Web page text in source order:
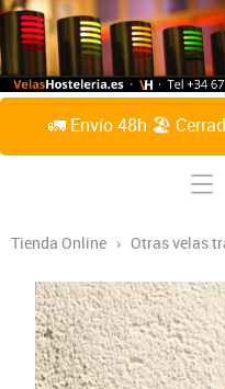
🚛 Envío 48h 🏖️
Velas
Tienda Online › Otras velas